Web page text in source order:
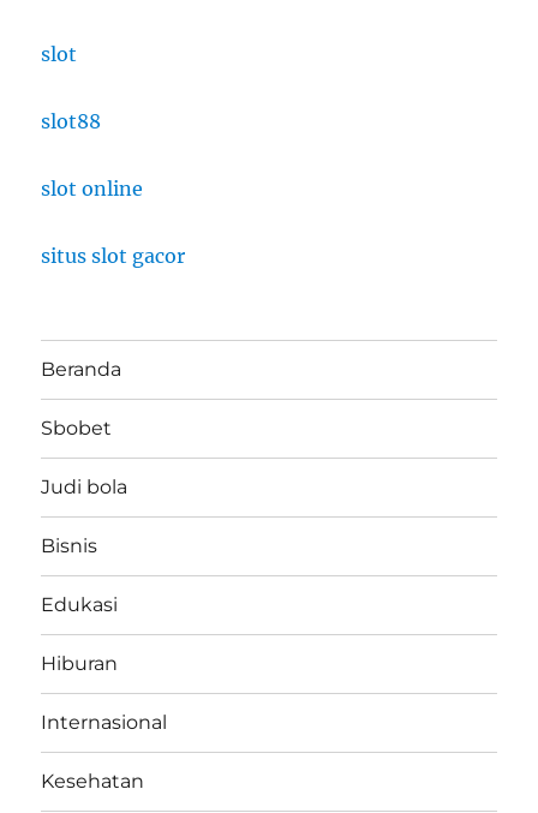
slot
slot88
slot online
situs slot gacor
Beranda
Sbobet
Judi bola
Bisnis
Edukasi
Hiburan
Internasional
Kesehatan